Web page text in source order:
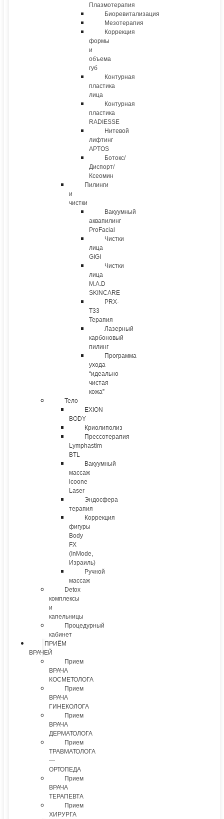
Плазмотерапия
Биоревитализация
Мезотерапия
Коррекция
формы
и
объема
губ
Контурная
пластика
лица
Контурная
пластика
RADIESSE
Нитевой
лифтинг
APTOS
Ботокс/
Диспорт/
Ксеомин
Пилинги
и
чистки
Вакуумный
аквапилинг
ProFacial
Чистки
лица
GIGI
Чистки
лица
M.A.D
SKINCARE
PRX-
T33
Терапия
Лазерный
карбоновый
пилинг
Программа
ухода
“идеально
чистая
кожа”
Тело
EXION
BODY
Криолиполиз
Прессотерапия
Lymphastim
BTL
Вакуумный
массаж
icoone
Laser
Эндосфера
терапия
Коррекция
фигуры
Body
FX
(InMode,
Израиль)
Ручной
массаж
Detox
комплексы
и
капельницы
Процедурный
кабинет
ПРИЁМ
ВРАЧЕЙ
Прием
ВРАЧА
КОСМЕТОЛОГА
Прием
ВРАЧА
ГИНЕКОЛОГА
Прием
ВРАЧА
ДЕРМАТОЛОГА
Прием
ТРАВМАТОЛОГА
—
ОРТОПЕДА
Прием
ВРАЧА
ТЕРАПЕВТА
Прием
ХИРУРГА